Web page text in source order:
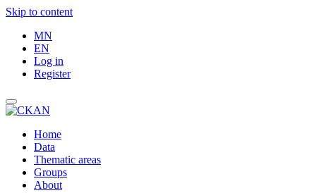
Skip to content
MN
EN
Log in
Register
Home
Data
Thematic areas
Groups
About